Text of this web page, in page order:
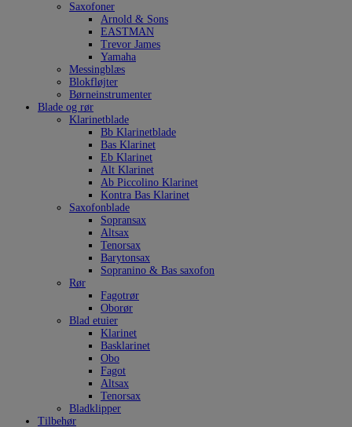
Saxofoner
Arnold & Sons
EASTMAN
Trevor James
Yamaha
Messingblæs
Blokfløjter
Børneinstrumenter
Blade og rør
Klarinetblade
Bb Klarinetblade
Bas Klarinet
Eb Klarinet
Alt Klarinet
Ab Piccolino Klarinet
Kontra Bas Klarinet
Saxofonblade
Sopransax
Altsax
Tenorsax
Barytonsax
Sopranino & Bas saxofon
Rør
Fagotrør
Oborør
Blad etuier
Klarinet
Basklarinet
Obo
Fagot
Altsax
Tenorsax
Bladklipper
Tilbehør